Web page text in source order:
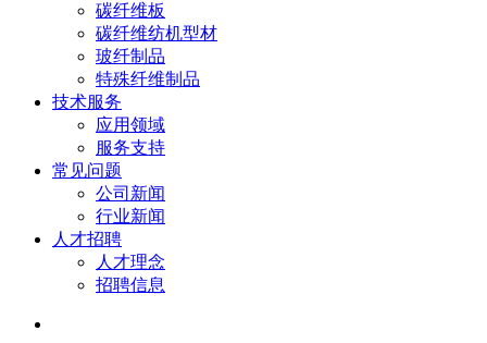
碳纤维板
碳纤维纺机型材
玻纤制品
特殊纤维制品
技术服务
应用领域
服务支持
常见问题
公司新闻
行业新闻
人才招聘
人才理念
招聘信息